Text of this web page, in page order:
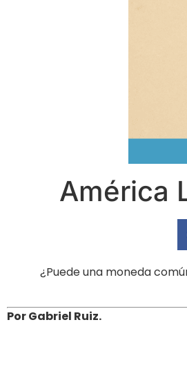
América
¿Puede una moneda
Por Gabriel Ruiz.